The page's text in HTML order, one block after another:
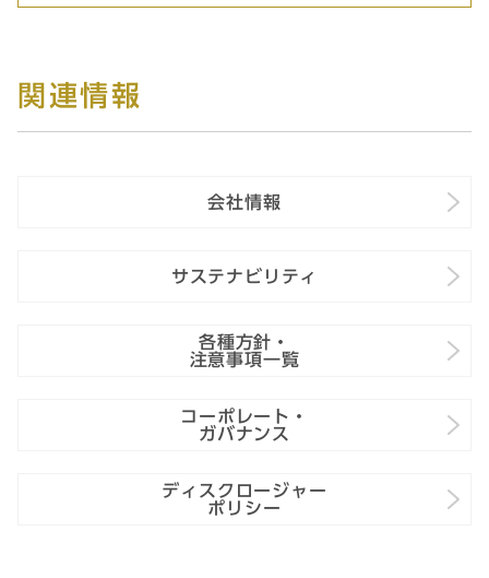
関連情報
会社情報
サステナビリティ
各種方針・
注意事項一覧
コーポレート・
ガバナンス
ディスクロージャー
ポリシー